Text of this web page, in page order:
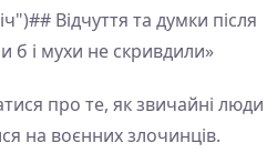
Відчуття та думки після
б і мухи не скривдили»
про те, як звичайні люди
на воєнних злочинців.